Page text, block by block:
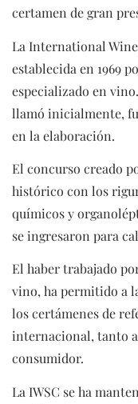
certamen de gran
La International
establecida en 1969
especializado en
llamó inicialmente,
en la elaboración.
El concurso creado
histórico con los
químicos y
se ingresaron para
El haber trabajado
vino, ha permitido a
los certámenes de
internacional, tanto
consumidor.
La IWSC se ha